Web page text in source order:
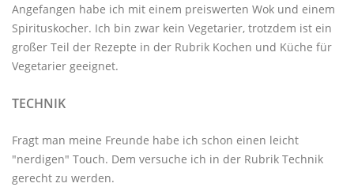
Angefangen habe ich mit einem preiswerten Wok und einem
Spirituskocher. Ich bin zwar kein Vegetarier, trotzdem ist ein
großer Teil der Rezepte in der Rubrik Kochen und Küche für
Vegetarier geeignet.
TECHNIK
Fragt man meine Freunde habe ich schon einen leicht
"nerdigen" Touch. Dem versuche ich in der Rubrik Technik
gerecht zu werden.